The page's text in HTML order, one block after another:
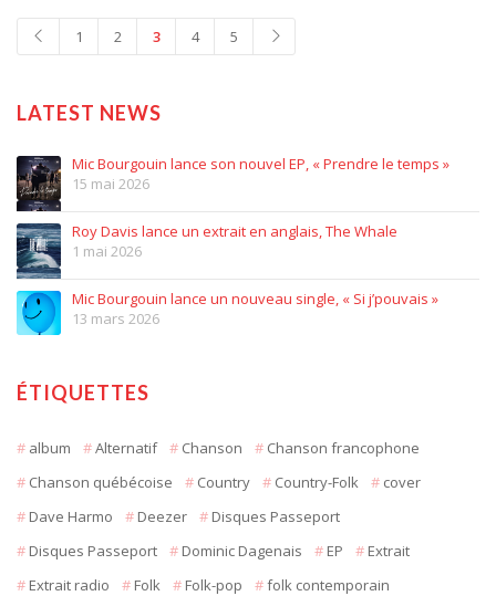
1 2 3 4 5
LATEST NEWS
Mic Bourgouin lance son nouvel EP, « Prendre le temps »
15 mai 2026
Roy Davis lance un extrait en anglais, The Whale
1 mai 2026
Mic Bourgouin lance un nouveau single, « Si j’pouvais »
13 mars 2026
ÉTIQUETTES
album Alternatif Chanson
Chanson francophone
Chanson québécoise
Country Country-Folk
cover
Dave Harmo
Deezer
Disques Passeport
Disques Passeport
Dominic Dagenais EP
Extrait
Extrait radio
Folk Folk-pop
folk contemporain